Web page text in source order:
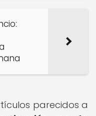
parecidos a